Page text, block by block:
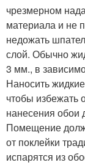
чрезмерном
материала и не
недожать
слой. Обычно
3 мм., в
Наносить
чтобы избежать
нанесения обои
Помещение
от поклейки
испарятся из